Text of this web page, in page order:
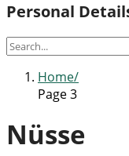
Personal
Home
Page 3
Nüsse